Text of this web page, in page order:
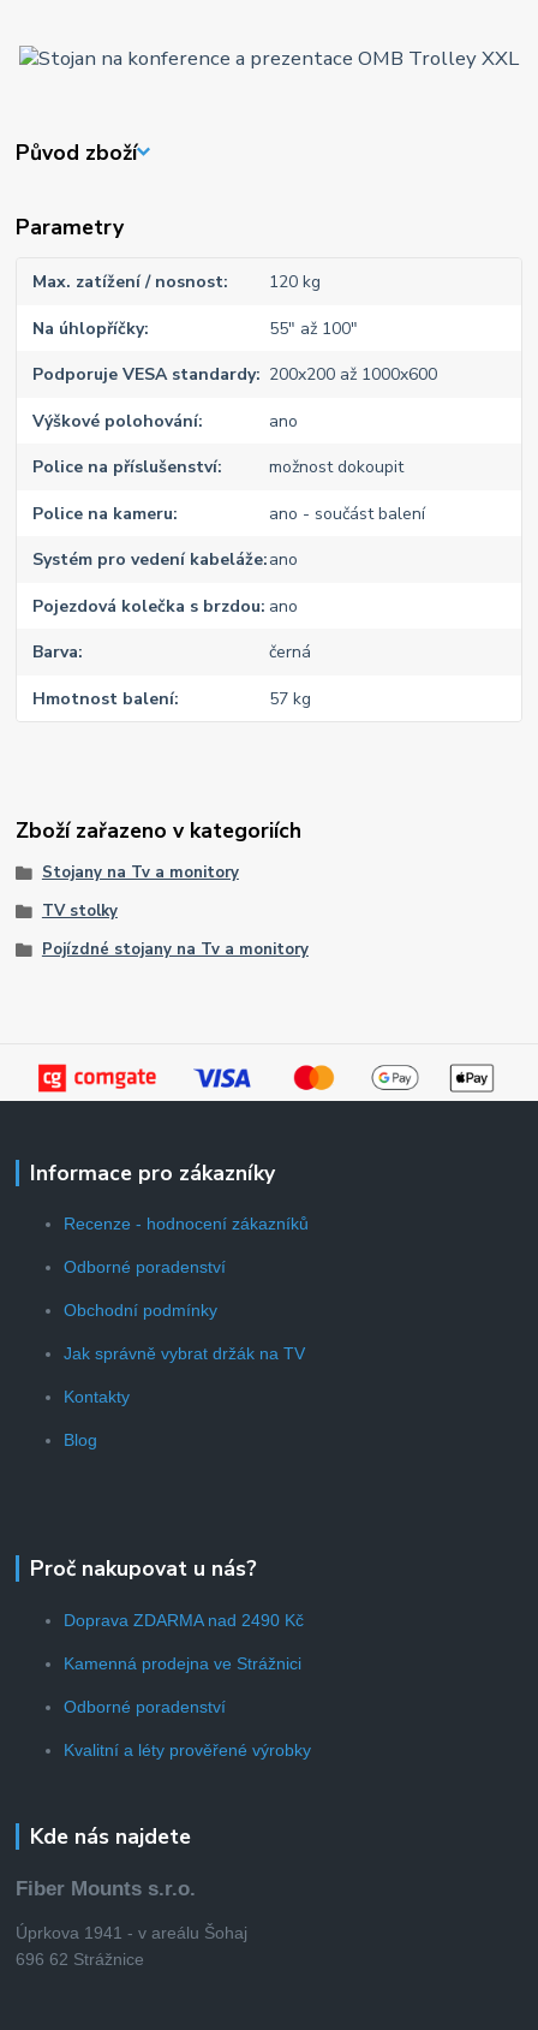
Původ zboží
Parametry
Max. zatížení / nosnost 120 kg
Na úhlopříčky 55" až 100"
Podporuje VESA standardy 200x200 až 1000x600
Výškové polohování ano
Police na příslušenství možnost dokoupit
Police na kameru ano - součást balení
Systém pro vedení kabeláže ano
Pojezdová kolečka s brzdou ano
Barva černá
Hmotnost balení 57 kg
Zboží zařazeno v kategoriích
Stojany na Tv a monitory
TV stolky
Pojízdné stojany na Tv a monitory
Informace pro zákazníky
Recenze - hodnocení zákazníků
Odborné poradenství
Obchodní podmínky
Jak správně vybrat držák na TV
Kontakty
Blog
Proč nakupovat u nás?
Doprava ZDARMA nad 2490 Kč
Kamenná prodejna ve Strážnici
Odborné poradenství
Kvalitní a léty prověřené výrobky
Kde nás najdete
Fiber Mounts s.r.o.
Úprkova 1941 - v areálu Šohaj
696 62 Strážnice